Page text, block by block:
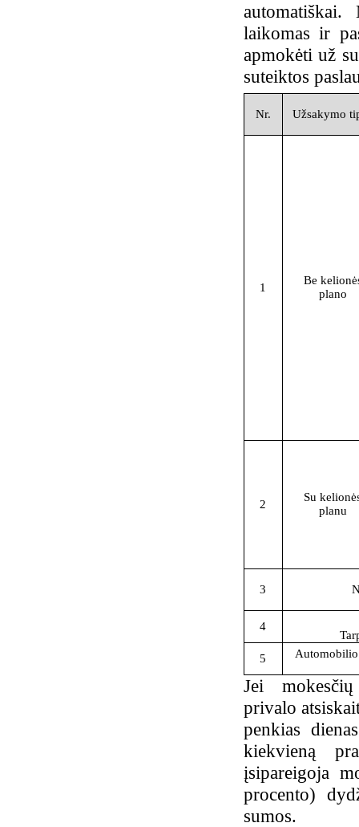
laikomas ir
apmokėti už
suteiktos
Nr. Užsakymo
1
Be
plano
2
Su
planu
3
4
5
Jei
privalo
penkias
kiekvieną
įsipareigoja
procento)
sumos.